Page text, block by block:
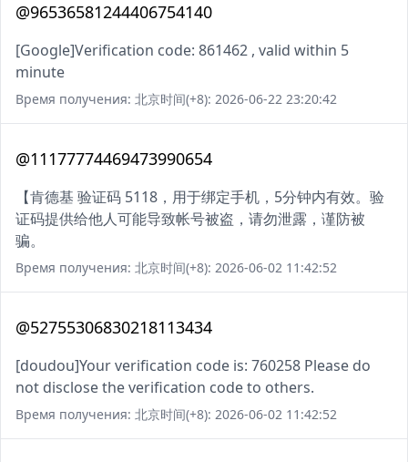
@96536581244406754140
[Google]Verification code: 861462 , valid within 5
minute
Время получения: 北京时间(+8): 2026-06-22 23:20:42
@11177774469473990654
【肯德基 验证码 5118，用于绑定手机，5分钟内有效。验
证码提供给他人可能导致帐号被盗，请勿泄露，谨防被
骗。
Время получения: 北京时间(+8): 2026-06-02 11:42:52
@52755306830218113434
[doudou]Your verification code is: 760258 Please do
not disclose the verification code to others.
Время получения: 北京时间(+8): 2026-06-02 11:42:52